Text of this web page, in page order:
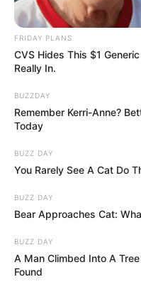
FRIDAY PLANS
CVS Hides This $1
Really In.
BUZZDAY
Remember Kerri-Anne?
Today
BUZZ DAY
You Rarely See A Cat Do
BUZZ DAY
Bear Approaches Cat:
BUZZ DAY
A Man Climbed Into A
Found